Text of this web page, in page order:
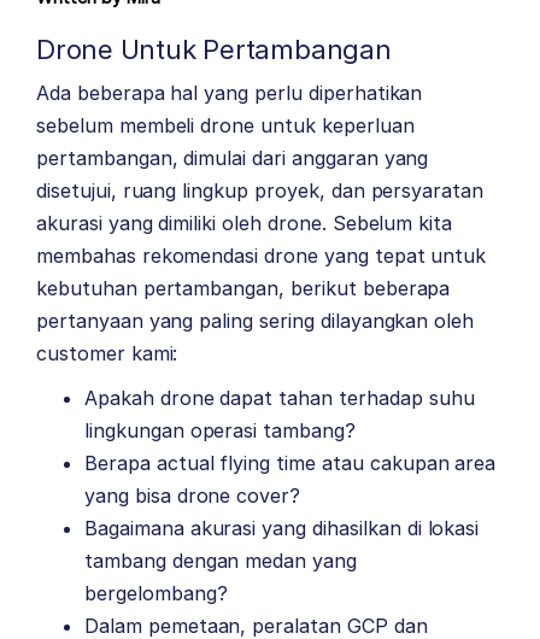
Drone Untuk Pertambangan
Ada beberapa hal yang perlu diperhatikan
sebelum membeli drone untuk keperluan
pertambangan, dimulai dari anggaran yang
disetujui, ruang lingkup proyek, dan persyaratan
akurasi yang dimiliki oleh drone. Sebelum kita
membahas rekomendasi drone yang tepat untuk
kebutuhan pertambangan, berikut beberapa
pertanyaan yang paling sering dilayangkan oleh
customer kami:
Apakah drone dapat tahan terhadap suhu
lingkungan operasi tambang?
Berapa actual flying time atau cakupan area
yang bisa drone cover?
Bagaimana akurasi yang dihasilkan di lokasi
tambang dengan medan yang
bergelombang?
Dalam pemetaan, peralatan GCP dan